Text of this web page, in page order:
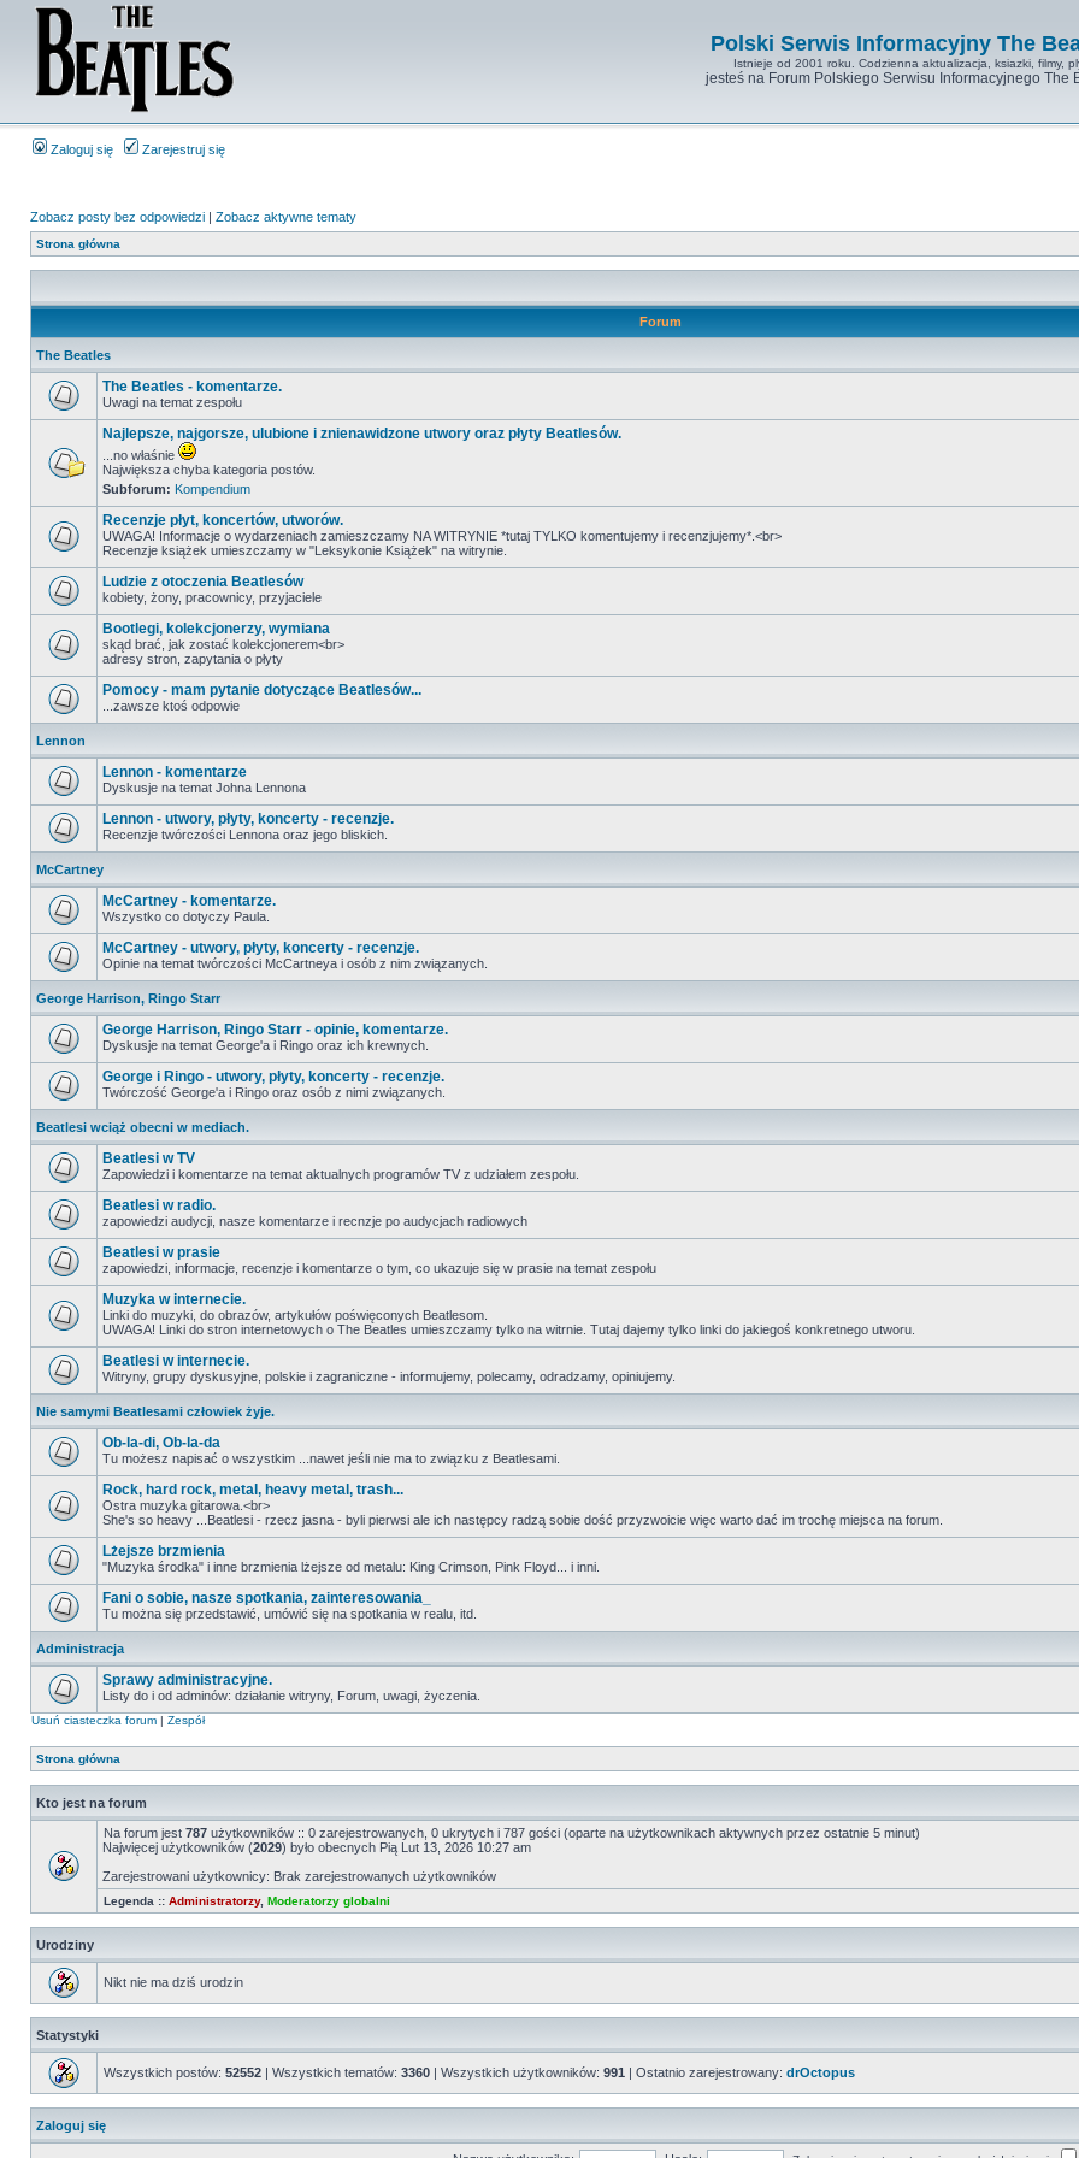
Polski Serwis Informacyjny The
Istnieje od 2001 roku. Codzienna aktualizacja, ksiazki, filmy,
jesteś na Forum Polskiego Serwisu Informacyjnego The
Zaloguj się Zarejestruj się
Zobacz posty bez odpowiedzi | Zobacz aktywne tematy
Strona główna
Forum
The Beatles
The Beatles - komentarze.
Uwagi na temat zespołu
Najlepsze, najgorsze, ulubione i znienawidzone utwory oraz płyty Beatlesów.
...no właśnie
Największa chyba kategoria postów.
Subforum: Kompendium
Recenzje płyt, koncertów, utworów.
UWAGA! Informacje o wydarzeniach zamieszczamy NA WITRYNIE *tutaj TYLKO komentujemy i recenzjujemy*.<br>
Recenzje książek umieszczamy w "Leksykonie Książek" na witrynie.
Ludzie z otoczenia Beatlesów
kobiety, żony, pracownicy, przyjaciele
Bootlegi, kolekcjonerzy, wymiana
skąd brać, jak zostać kolekcjonerem<br>
adresy stron, zapytania o płyty
Pomocy - mam pytanie dotyczące Beatlesów...
...zawsze ktoś odpowie
Lennon
Lennon - komentarze
Dyskusje na temat Johna Lennona
Lennon - utwory, płyty, koncerty - recenzje.
Recenzje twórczości Lennona oraz jego bliskich.
McCartney
McCartney - komentarze.
Wszystko co dotyczy Paula.
McCartney - utwory, płyty, koncerty - recenzje.
Opinie na temat twórczości McCartneya i osób z nim związanych.
George Harrison, Ringo Starr
George Harrison, Ringo Starr - opinie, komentarze.
Dyskusje na temat George'a i Ringo oraz ich krewnych.
George i Ringo - utwory, płyty, koncerty - recenzje.
Twórczość George'a i Ringo oraz osób z nimi związanych.
Beatlesi wciąż obecni w mediach.
Beatlesi w TV
Zapowiedzi i komentarze na temat aktualnych programów TV z udziałem zespołu.
Beatlesi w radio.
zapowiedzi audycji, nasze komentarze i recnzje po audycjach radiowych
Beatlesi w prasie
zapowiedzi, informacje, recenzje i komentarze o tym, co ukazuje się w prasie na temat zespołu
Muzyka w internecie.
Linki do muzyki, do obrazów, artykułów poświęconych Beatlesom.
UWAGA! Linki do stron internetowych o The Beatles umieszczamy tylko na witrnie. Tutaj dajemy tylko linki do jakiegoś konkretnego utworu.
Beatlesi w internecie.
Witryny, grupy dyskusyjne, polskie i zagraniczne - informujemy, polecamy, odradzamy, opiniujemy.
Nie samymi Beatlesami człowiek żyje.
Ob-la-di, Ob-la-da
Tu możesz napisać o wszystkim ...nawet jeśli nie ma to związku z Beatlesami.
Rock, hard rock, metal, heavy metal, trash...
Ostra muzyka gitarowa.<br>
She's so heavy ...Beatlesi - rzecz jasna - byli pierwsi ale ich następcy radzą sobie dość przyzwoicie więc warto dać im trochę miejsca na forum.
Lżejsze brzmienia
"Muzyka środka" i inne brzmienia lżejsze od metalu: King Crimson, Pink Floyd... i inni.
Fani o sobie, nasze spotkania, zainteresowania_
Tu można się przedstawić, umówić się na spotkania w realu, itd.
Administracja
Sprawy administracyjne.
Listy do i od adminów: działanie witryny, Forum, uwagi, życzenia.
Usuń ciasteczka forum | Zespół
Strona główna
Kto jest na forum
Na forum jest 787 użytkowników :: 0 zarejestrowanych, 0 ukrytych i 787 gości (oparte na użytkownikach aktywnych przez ostatnie 5 minut)
Najwięcej użytkowników (2029) było obecnych Pią Lut 13, 2026 10:27 am
Zarejestrowani użytkownicy: Brak zarejestrowanych użytkowników
Legenda :: Administratorzy, Moderatorzy globalni
Urodziny
Nikt nie ma dziś urodzin
Statystyki
Wszystkich postów: 52552 | Wszystkich tematów: 3360 | Wszystkich użytkowników: 991 | Ostatnio zarejestrowany: drOctopus
Zaloguj się